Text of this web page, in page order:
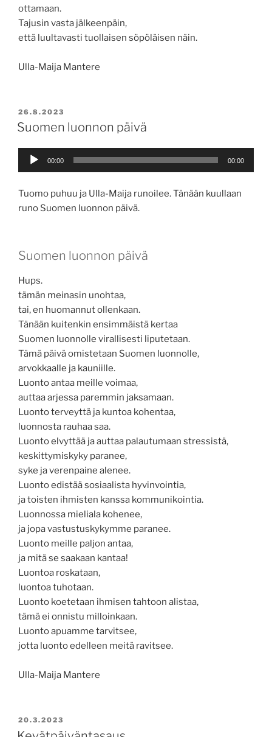
ottamaan.
Tajusin vasta jälkeenpäin,
että luultavasti tuollaisen söpöläisen näin.
Ulla-Maija Mantere
JULKAISTU
26.8.2023
Suomen luonnon päivä
Äänitoistin
00:00 00:00
Tuomo puhuu ja Ulla-Maija runoilee. Tänään kuullaan
runo Suomen luonnon päivä.
Suomen luonnon päivä
Hups.
tämän meinasin unohtaa,
tai, en huomannut ollenkaan.
Tänään kuitenkin ensimmäistä kertaa
Suomen luonnolle virallisesti liputetaan.
Tämä päivä omistetaan Suomen luonnolle,
arvokkaalle ja kauniille.
Luonto antaa meille voimaa,
auttaa arjessa paremmin jaksamaan.
Luonto terveyttä ja kuntoa kohentaa,
luonnosta rauhaa saa.
Luonto elvyttää ja auttaa palautumaan stressistä,
keskittymiskyky paranee,
syke ja verenpaine alenee.
Luonto edistää sosiaalista hyvinvointia,
ja toisten ihmisten kanssa kommunikointia.
Luonnossa mieliala kohenee,
ja jopa vastustuskykymme paranee.
Luonto meille paljon antaa,
ja mitä se saakaan kantaa!
Luontoa roskataan,
luontoa tuhotaan.
Luonto koetetaan ihmisen tahtoon alistaa,
tämä ei onnistu milloinkaan.
Luonto apuamme tarvitsee,
jotta luonto edelleen meitä ravitsee.
Ulla-Maija Mantere
JULKAISTU
20.3.2023